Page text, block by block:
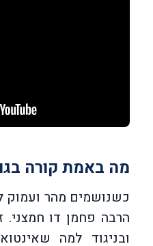
מה באמת קורה
כשנושמים מהר ועמוק
הרבה פחמן דו חמצני.
ובניגוד למה